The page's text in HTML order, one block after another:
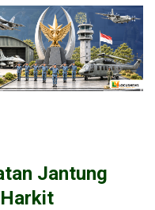
Jantung